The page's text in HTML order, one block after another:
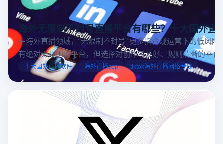
海外无限制不封号直播平台有哪些？十大国外直
在海外直播领域，“无限制不封号” 更多指合规运营下的低风
有绝对无规则的平台，但选择对创作者友好、规则清晰的平台
业工具规避风险，能显著降低封号概率。以下推荐十大国外
台，并结合云登多开浏览器的功能，详解如何安全高效运营。
十大国外直播软件 海外直播app tiktok海外直播网络专线